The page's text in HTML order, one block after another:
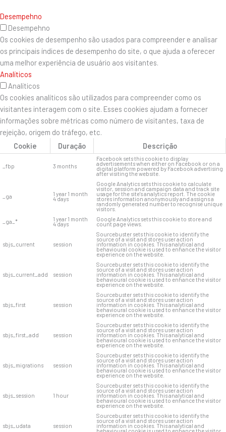
Desempehno
Desempehno
Os cookies de desempenho são usados ​​para compreender e analisar
os principais índices de desempenho do site, o que ajuda a oferecer
uma melhor experiência de usuário aos visitantes.
Analíticos
Analíticos
Os cookies analíticos são utilizados para compreender como os
visitantes interagem com o site. Esses cookies ajudam a fornecer
informações sobre métricas como número de visitantes, taxa de
rejeição, origem do tráfego, etc.
Cookie
Duração Descrição
_fbp 3 months
Facebook sets this cookie to display
advertisements when either on Facebook or on a
digital platform powered by Facebook advertising
after visiting the website.
_ga 1 year 1 month
4 days
Google Analytics sets this cookie to calculate
visitor, session and campaign data and track site
usage for the site's analytics report. The cookie
stores information anonymously and assigns a
randomly generated number to recognise unique
visitors.
_ga_*
1 year 1 month
4 days
Google Analytics sets this cookie to store and
count page views.
sbjs_current session
Sourcebuster sets this cookie to identify the
source of a visit and stores user action
information in cookies. This analytical and
behavioural cookie is used to enhance the visitor
experience on the website.
sbjs_current_add session
Sourcebuster sets this cookie to identify the
source of a visit and stores user action
information in cookies. This analytical and
behavioural cookie is used to enhance the visitor
experience on the website.
sbjs_first session
Sourcebuster sets this cookie to identify the
source of a visit and stores user action
information in cookies. This analytical and
behavioural cookie is used to enhance the visitor
experience on the website.
sbjs_first_add session
Sourcebuster sets this cookie to identify the
source of a visit and stores user action
information in cookies. This analytical and
behavioural cookie is used to enhance the visitor
experience on the website.
sbjs_migrations session
Sourcebuster sets this cookie to identify the
source of a visit and stores user action
information in cookies. This analytical and
behavioural cookie is used to enhance the visitor
experience on the website.
sbjs_session 1 hour
Sourcebuster sets this cookie to identify the
source of a visit and stores user action
information in cookies. This analytical and
behavioural cookie is used to enhance the visitor
experience on the website.
sbjs_udata session
Sourcebuster sets this cookie to identify the
source of a visit and stores user action
information in cookies. This analytical and